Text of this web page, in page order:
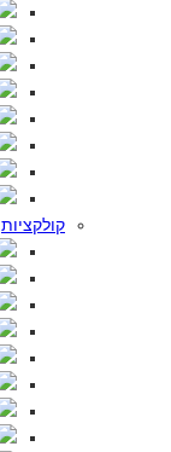
קולקציות